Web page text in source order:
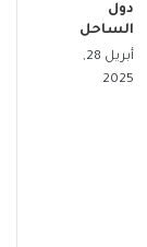
دول
الساحل
أبريل 28,
2025